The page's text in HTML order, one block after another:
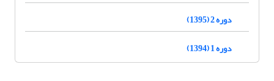
دوره 2 (1395)
دوره 1 (1394)